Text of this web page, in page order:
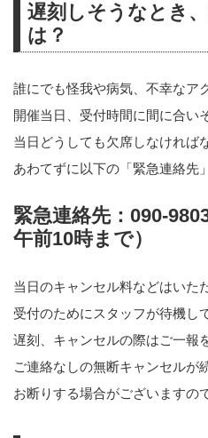
遅刻しそうなとき
は？
誰にでも怪我や病気、不幸なア
開催当日、受付時間に間に合い
当日どうしても欠席しなければ
あわてずに以下の「緊急連絡先
緊急連絡先：090-
午前10時まで）
当日のキャンセル料などはいた
受付のためにスタッフが待機し
遅刻、キャンセルの際はご一報
ご連絡なしの無断キャンセルが
お断りする場合がございますの